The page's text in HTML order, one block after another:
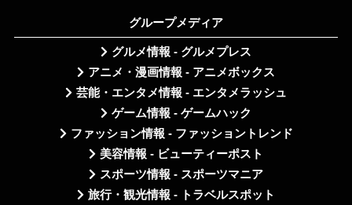
グループメディア
グルメ情報 - グルメプレス
アニメ・漫画情報 - アニメボックス
芸能・エンタメ情報 - エンタメラッシュ
ゲーム情報 - ゲームハック
ファッション情報 - ファッショントレンド
美容情報 - ビューティーポスト
スポーツ情報 - スポーツマニア
旅行・観光情報 - トラベルスポット